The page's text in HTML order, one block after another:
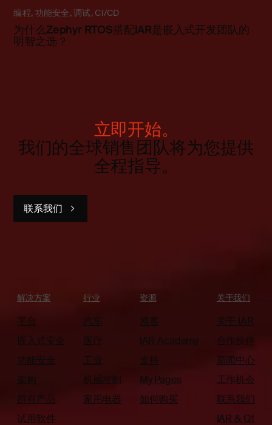
编程, 功能安全,调试, CI/CD
为什么Zephyr RTOS搭配IAR是嵌入式开发团队的
明智之选？
立即开始。
我们的全球销售团队将为您提供
全程指导。
联系我们
解决方案
平台
嵌入式安全
功能安全
架构
所有产品
试用软件
行业
汽车
医疗
工业
机械控制
家用电器
资源
博客
IAR Academy
支持
My Pages
如何购买
关于我们
关于 IAR
合作伙伴
新闻中心
工作机会
联系我们
IAR & Qt